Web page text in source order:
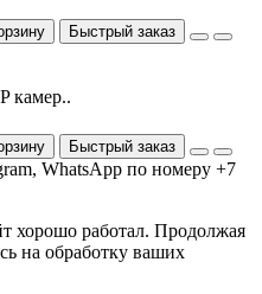
Быстрый заказ
камер..
Быстрый заказ
WhatsApp по номеру +7
хорошо работал. Продолжая
на обработку ваших